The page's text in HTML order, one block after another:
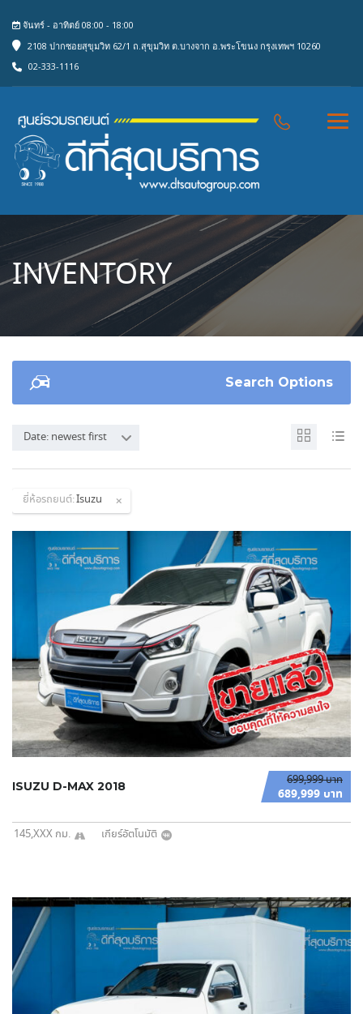
จันทร์ - อาทิตย์ 08:00 - 18:00
2108 ปากซอยสุขุมวิท 62/1 ถ.สุขุมวิท ต.บางจาก อ.พระโขนง กรุงเทพฯ 10260
02-333-1116
INVENTORY
Search Options
Date: newest first
ยี่ห้อรถยนต์:Isuzu
699,999 บาท
689,999 บาท
ISUZU D-MAX 2018
145,XXX กม. เกียร์อัตโนมัติ